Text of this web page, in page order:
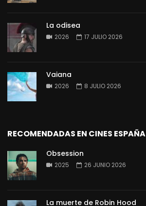
La odisea
2026 17 JULIO 2026
Vaiana
2026 8 JULIO 2026
RECOMENDADAS EN CINES ESPAÑA
Obsession
2025 26 JUNIO 2026
La muerte de Robin Hood